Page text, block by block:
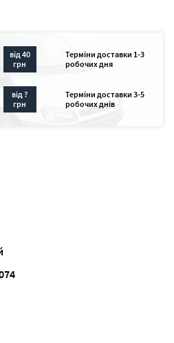
від 40
грн
Терміни доставки 1-3
робочих дня
від ?
грн
Терміни доставки 3-5
робочих днів